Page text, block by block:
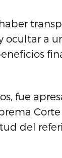
ocultar a
fue
del